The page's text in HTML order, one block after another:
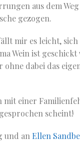
aus dem
gezogen.
mir es leicht,
Wein ist
dabei das
einer
scheint!
und anEllen